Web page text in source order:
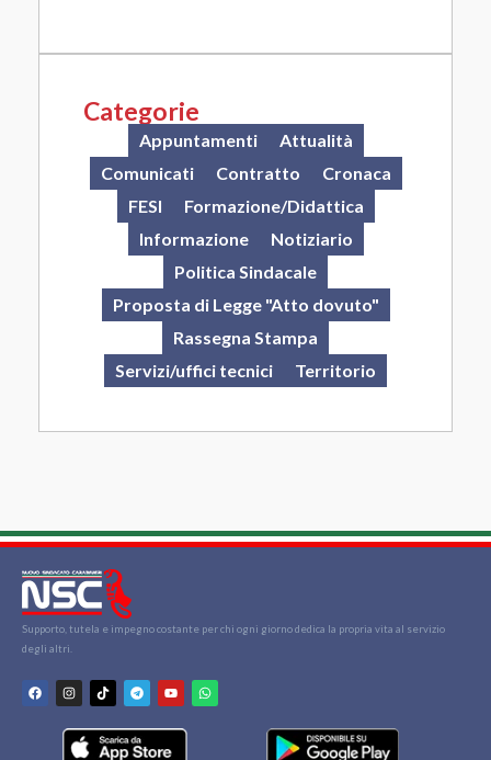
Categorie
Appuntamenti
Attualità
Comunicati
Contratto
Cronaca
FESI
Formazione/Didattica
Informazione
Notiziario
Politica Sindacale
Proposta di Legge "Atto dovuto"
Rassegna Stampa
Servizi/uffici tecnici
Territorio
Supporto, tutela e impegno costante per chi ogni giorno dedica la propria vita al servizio
degli altri.